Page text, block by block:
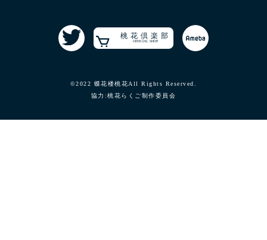
桃花倶楽部
OFFICIAL SHOP
©2022 蝶花楼桃花All Rights Reserved.
協力:桃花らくご制作委員会